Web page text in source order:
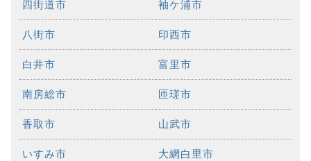
四街道市 袖ケ浦市
八街市 印西市
白井市 富里市
南房総市 匝瑳市
香取市 山武市
いすみ市 大網白里市